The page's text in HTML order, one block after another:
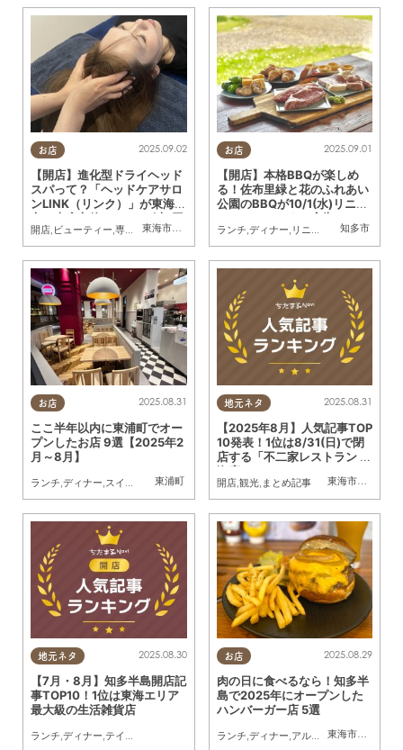
お店
東海市
,大府市
2025.09.02
【開店】進化型ドライヘッド
スパって？「ヘッドケアサロ
ンLINK（リンク）」が東海
市・大府市他にて7/24(木)同
時オープン
開店 ビューティー 専門店 ,まちネタ おひとりさま
お店
知多市
2025.09.01
【開店】本格BBQが楽しめ
る！佐布里緑と花のふれあい
公園のBBQが10/1(水)リニュ
ーアル／ちたまる広告
ランチ ディナー リニューアル ,アウトドア
お店
東浦町
2025.08.31
ここ半年以内に東浦町でオー
プンしたお店 9選【2025年2
月～8月】
ランチ ディナー スイーツ テイクアウト 開店,ビューティー,雑貨 まとめ記事
地元ネタ
東海市
,大府市
2025.08.31
【2025年8月】人気記事TOP
10発表！1位は8/31(日)で閉
店する「不二家レストラン 東
海店」
開店, 観光, まとめ記事
地元ネタ 2025.08.30
【7月・8月】知多半島開店記
事TOP10！1位は東海エリア
最大級の生活雑貨店
ランチ ディナー テイクアウト まとめ記事
お店
東海市
,大府市
2025.08.29
肉の日に食べるなら！知多半
島で2025年にオープンした
ハンバーガー店 5選
ランチ ディナー アルコール ,パン,カフェ